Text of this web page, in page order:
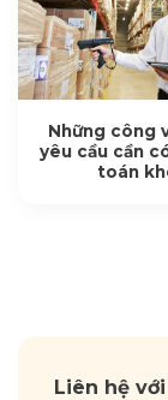
Những công
yêu cầu cần
toán
Liên hệ với